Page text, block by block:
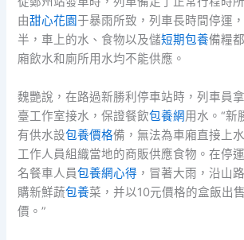
由甜心花園于暴雨所致，列車長時間停運
半，車上的水、食物以及儲短期包養備糧
廂飲水和廁所用水均不能供應。
魏艷說，在路過新勝利停車站時，列車員
臺工作室接水，保證餐飲包養網用水。“新
有供水設包養價格備，無法為車廂直接上
工作人員組織當地的商販供應食物。在停
名餐車人員包養網心得 ，冒著大雨，沿山
購新鮮蔬包養菜，并以10元價格的盒飯出
價。”